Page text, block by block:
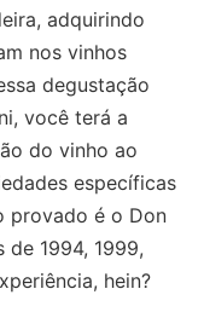
adquirindo
nos vinhos
degustação
você terá a
do vinho ao
específicas
provado é o Don
de 1994, 1999,
hein?